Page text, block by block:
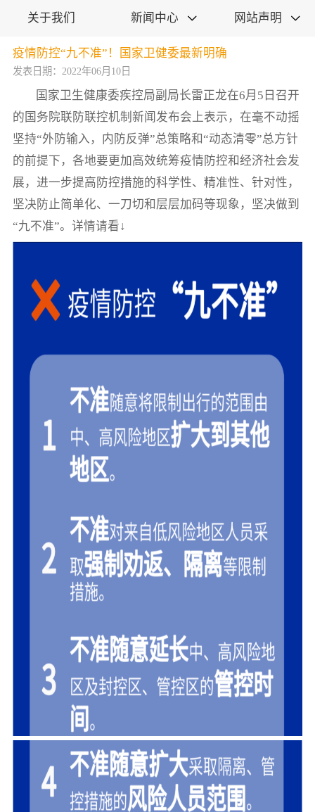
关于我们 新闻中心  网站声明 
疫情防控“九不准”！国家卫健委最新明确
发表日期：2022年06月10日
国家卫生健康委疾控局副局长雷正龙在6月5日召开
的国务院联防联控机制新闻发布会上表示，在毫不动摇
坚持“外防输入，内防反弹”总策略和“动态清零”总方针
的前提下，各地要更加高效统筹疫情防控和经济社会发
展，进一步提高防控措施的科学性、精准性、针对性，
坚决防止简单化、一刀切和层层加码等现象，坚决做到
“九不准”。详情请看↓